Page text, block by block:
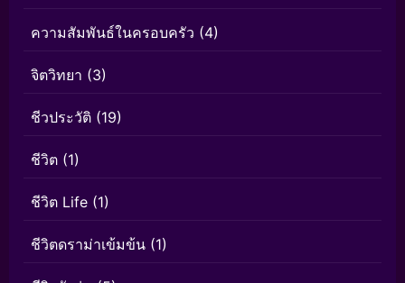
ความสัมพันธ์ในครอบครัว (4)
จิตวิทยา (3)
ชีวประวัติ (19)
ชีวิต (1)
ชีวิต Life (1)
ชีวิตดราม่าเข้มข้น (1)